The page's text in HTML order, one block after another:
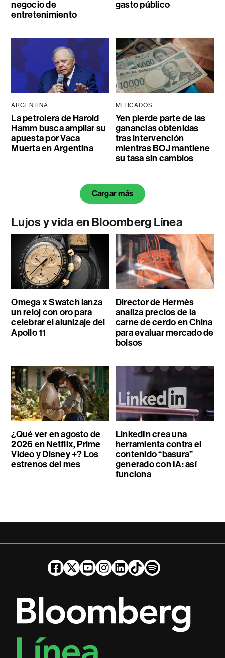
negocio de
entretenimiento
gasto público
ARGENTINA
La petrolera de Harold
Hamm busca ampliar su
apuesta por Vaca
Muerta en Argentina
MERCADOS
Yen pierde parte de las
ganancias obtenidas
tras intervención
mientras BOJ mantiene
su tasa sin cambios
Cargar más
Lujos y vida en Bloomberg Línea
Omega x Swatch lanza
un reloj con oro para
celebrar el alunizaje del
Apollo 11
Director de Hermès
analiza precios de la
carne de cerdo en China
para evaluar mercado de
bolsos
¿Qué ver en agosto de
2026 en Netflix, Prime
Video y Disney +? Los
estrenos del mes
LinkedIn crea una
herramienta contra el
contenido “basura”
generado con IA: así
funciona